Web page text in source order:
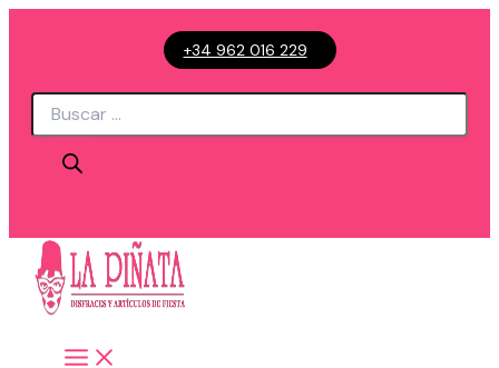
+34 962 016 229
Búsqueda